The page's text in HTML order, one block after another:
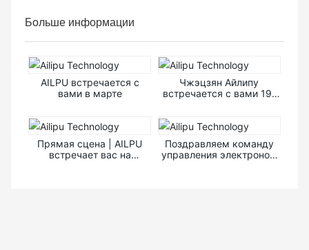
Больше информации
AILPU встречается с
вами в марте
Чжэцзян Айлипу
встречается с вами 19-
Прямая сцена | AILPU
встречает вас на
Поздравляем команду
управления электроном